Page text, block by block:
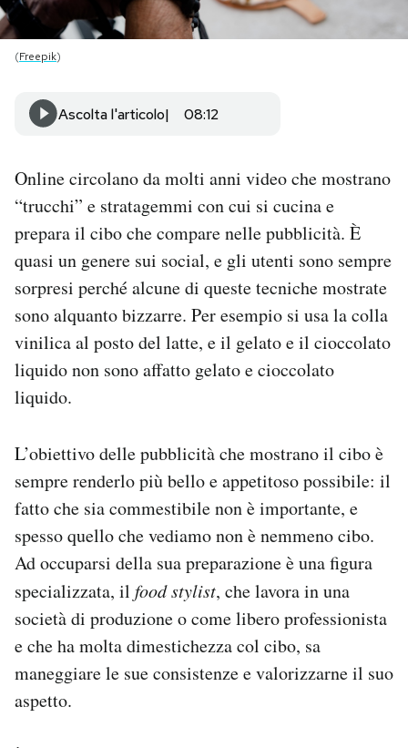
I MIEI PREFERITI
SHOP
AREA PERSONALE
Area Personale
Newsletter
Regala il Post
Hai bisogno di aiuto?
Esci
(Freepik)
Ascolta l'articolo 08:12
Online circolano da molti anni video che mostrano
“trucchi” e stratagemmi con cui si cucina e
prepara il cibo che compare nelle pubblicità. È
quasi un genere sui social, e gli utenti sono sempre
sorpresi perché alcune di queste tecniche mostrate
sono alquanto bizzarre. Per esempio si usa la colla
vinilica al posto del latte, e il gelato e il cioccolato
liquido non sono affatto gelato e cioccolato
liquido.
L’obiettivo delle pubblicità che mostrano il cibo è
sempre renderlo più bello e appetitoso possibile: il
fatto che sia commestibile non è importante, e
spesso quello che vediamo non è nemmeno cibo.
Ad occuparsi della sua preparazione è una figura
specializzata, il food stylist, che lavora in una
società di produzione o come libero professionista
e che ha molta dimestichezza col cibo, sa
maneggiare le sue consistenze e valorizzarne il suo
aspetto.